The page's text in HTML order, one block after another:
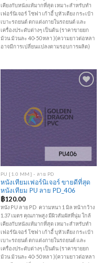
เคียงกับหนังแท้มากที่สุด เหมาะสำหรับทำ
เฟอร์นิเจอร์ โซฟา เก้าอี้ บุหัวเตียง กระเป๋า
เบาะรถยนต์ ตกแต่งภายในรถยนต์ และ
เครื่องประดับต่างๆ เป็นต้น (ราคาขายยก
ม้วน ม้วนละ 40-50 หลา )(ความยาวต่อหลา
อาจมีการเปลี่ยนแปลงตามรอบการผลิต)
Wishlist
PU [1.0 MM] - ลาย PD
หนังเทียมเฟอร์นิเจอร์ ขายดีที่สุด
หนังเทียม PU ลาย PD_406
฿120.00
หนัง PU ลาย PD ความหนา 1 มิล หน้ากว้าง
1.37 เมตร คุณภาพสูง มีผิวสัมผัสที่นุ่ม ใกล้
เคียงกับหนังแท้มากที่สุด เหมาะสำหรับทำ
เฟอร์นิเจอร์ โซฟา เก้าอี้ บุหัวเตียง กระเป๋า
เบาะรถยนต์ ตกแต่งภายในรถยนต์ และ
เครื่องประดับต่างๆ เป็นต้น (ราคาขายยก
ม้วน ม้วนละ 40-50 หลา )(ความยาวต่อหลา